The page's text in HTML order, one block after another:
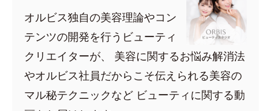
オルビス独自の美容理論やコン
テンツの開発を行うビューティ
クリエイターが、 美容に関するお悩み解消法
やオルビス社員だからこそ伝えられる美容の
マル秘テクニックなど ビューティに関する動